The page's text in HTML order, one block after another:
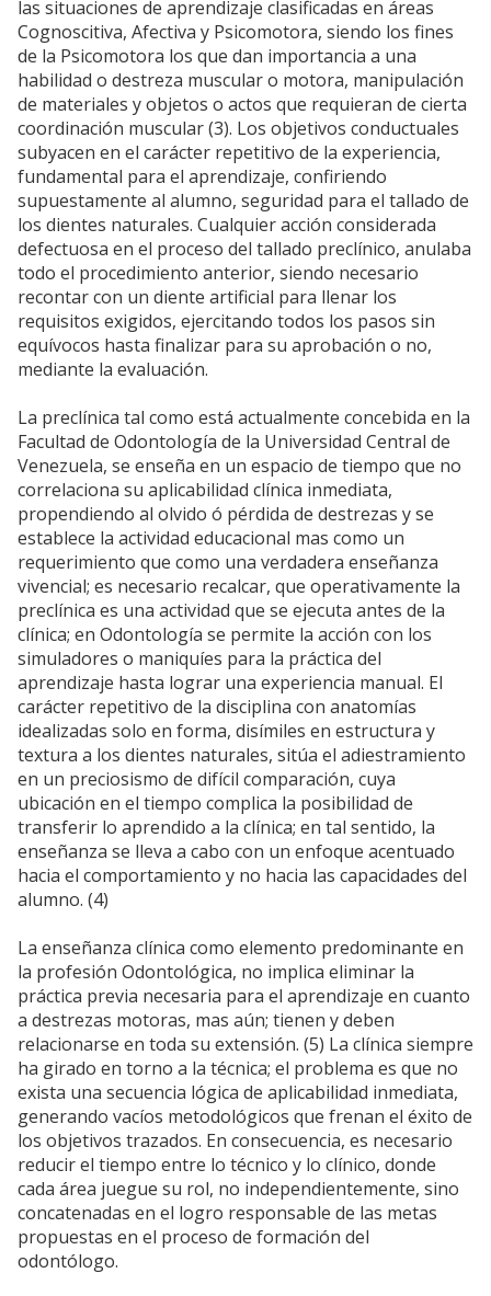
las situaciones de aprendizaje clasificadas en áreas
Cognoscitiva, Afectiva y Psicomotora, siendo los fines
de la Psicomotora los que dan importancia a una
habilidad o destreza muscular o motora, manipulación
de materiales y objetos o actos que requieran de cierta
coordinación muscular (3). Los objetivos conductuales
subyacen en el carácter repetitivo de la experiencia,
fundamental para el aprendizaje, confiriendo
supuestamente al alumno, seguridad para el tallado de
los dientes naturales. Cualquier acción considerada
defectuosa en el proceso del tallado preclínico, anulaba
todo el procedimiento anterior, siendo necesario
recontar con un diente artificial para llenar los
requisitos exigidos, ejercitando todos los pasos sin
equívocos hasta finalizar para su aprobación o no,
mediante la evaluación.
La preclínica tal como está actualmente concebida en la
Facultad de Odontología de la Universidad Central de
Venezuela, se enseña en un espacio de tiempo que no
correlaciona su aplicabilidad clínica inmediata,
propendiendo al olvido ó pérdida de destrezas y se
establece la actividad educacional mas como un
requerimiento que como una verdadera enseñanza
vivencial; es necesario recalcar, que operativamente la
preclínica es una actividad que se ejecuta antes de la
clínica; en Odontología se permite la acción con los
simuladores o maniquíes para la práctica del
aprendizaje hasta lograr una experiencia manual. El
carácter repetitivo de la disciplina con anatomías
idealizadas solo en forma, disímiles en estructura y
textura a los dientes naturales, sitúa el adiestramiento
en un preciosismo de difícil comparación, cuya
ubicación en el tiempo complica la posibilidad de
transferir lo aprendido a la clínica; en tal sentido, la
enseñanza se lleva a cabo con un enfoque acentuado
hacia el comportamiento y no hacia las capacidades del
alumno. (4)
La enseñanza clínica como elemento predominante en
la profesión Odontológica, no implica eliminar la
práctica previa necesaria para el aprendizaje en cuanto
a destrezas motoras, mas aún; tienen y deben
relacionarse en toda su extensión. (5) La clínica siempre
ha girado en torno a la técnica; el problema es que no
exista una secuencia lógica de aplicabilidad inmediata,
generando vacíos metodológicos que frenan el éxito de
los objetivos trazados. En consecuencia, es necesario
reducir el tiempo entre lo técnico y lo clínico, donde
cada área juegue su rol, no independientemente, sino
concatenadas en el logro responsable de las metas
propuestas en el proceso de formación del
odontólogo.